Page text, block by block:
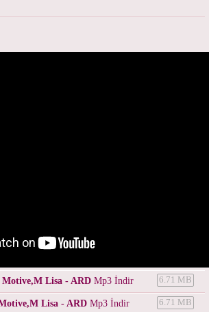
Lisa - ARDMp3 İndir 6.71 MB
Lisa - ARD Mp3 İndir 6.71 MB